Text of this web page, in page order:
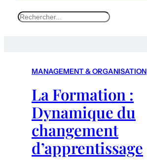
S
MANAGEMENT & ORGANISATION
La Formation :
Dynamique du
changement
d’apprentissage